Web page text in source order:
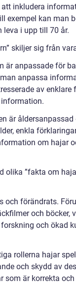
inkludera
exempel kan man
leva i upp till 70 år.
skiljer sig från
är anpassade för
anpassa
av enklare
är åldersanpassad
enkla
om hajar
olika ”fakta om
och förändrats.
och böcker,
och ökad
rollerna hajar
och skydd av
som är korrekta och